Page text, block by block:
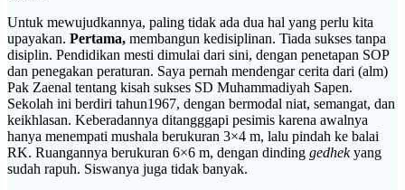
Untuk mewujudkannya, paling tidak ada dua hal yang perlu kita
upayakan. Pertama, membangun kedisiplinan. Tiada sukses tanpa
disiplin. Pendidikan mesti dimulai dari sini, dengan penetapan SOP
dan penegakan peraturan. Saya pernah mendengar cerita dari (alm)
Pak Zaenal tentang kisah sukses SD Muhammadiyah Sapen.
Sekolah ini berdiri tahun1967, dengan bermodal niat, semangat, dan
keikhlasan. Keberadannya ditangggapi pesimis karena awalnya
hanya menempati mushala berukuran 3×4 m, lalu pindah ke balai
RK. Ruangannya berukuran 6×6 m, dengan dinding gedhekyang
sudah rapuh. Siswanya juga tidak banyak.